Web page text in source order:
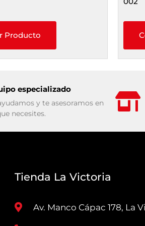
Producto
especializado
y te asesoramos en
necesites.
Tienda La Victoria
Av. Manco Cápac 178, La